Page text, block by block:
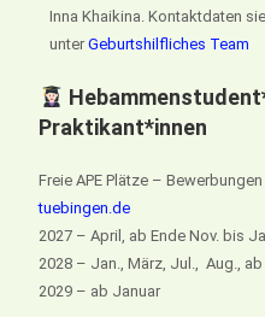
Inna Khaikina. Kontaktdaten
unterGeburtshilfliches Team
Praktikant*innen
Freie APE Plätze –
tuebingen.de
2027 – April, ab Ende Nov. bis
2028 – Jan., März, Jul., Aug., ab
2029 – ab Januar